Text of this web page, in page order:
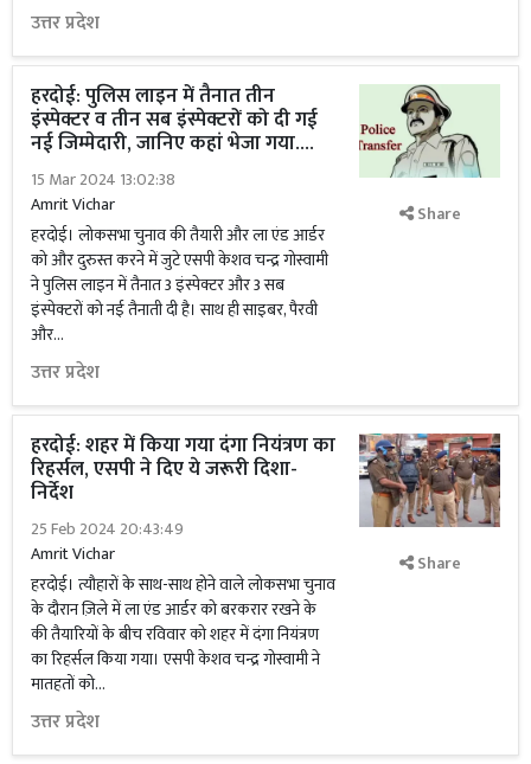
उत्तर प्रदेश
हरदोई: पुलिस लाइन में तैनात तीन
इंस्पेक्टर व तीन सब इंस्पेक्टरों को दी गई
नई जिम्मेदारी, जानिए कहां भेजा गया....
15 Mar 2024 13:02:38
Amrit Vichar
हरदोई। लोकसभा चुनाव की तैयारी और ला एंड आर्डर
को और दुरुस्त करने में जुटे एसपी केशव चन्द्र गोस्वामी
ने पुलिस लाइन में तैनात 3 इंस्पेक्टर और 3 सब
इंस्पेक्टरों को नई तैनाती दी है। साथ ही साइबर, पैरवी
और...
उत्तर प्रदेश
Share
हरदोई: शहर में किया गया दंगा नियंत्रण का
रिहर्सल, एसपी ने दिए ये जरूरी दिशा-
निर्देश
25 Feb 2024 20:43:49
Amrit Vichar
हरदोई। त्यौहारों के साथ-साथ होने वाले लोकसभा चुनाव
के दौरान ज़िले में ला एंड आर्डर को बरकरार रखने के
की तैयारियों के बीच रविवार को शहर में दंगा नियंत्रण
का रिहर्सल किया गया। एसपी केशव चन्द्र गोस्वामी ने
मातहतों को...
उत्तर प्रदेश
Share